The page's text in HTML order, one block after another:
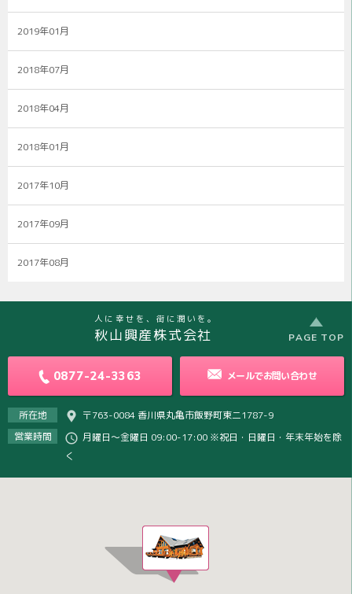
2019年01月
2018年07月
2018年04月
2018年01月
2017年10月
2017年09月
2017年08月
人に幸せを、街に潤いを。
秋山興産株式会社
所在地
〒763-0084 香川県丸亀市飯野町東二1787-9
営業時間
月曜日～金曜日 09:00-17:00 ※祝日・日曜日・年末年始を除
く
0877-24-3363 メールでお問い合わせ
PAGE TOP